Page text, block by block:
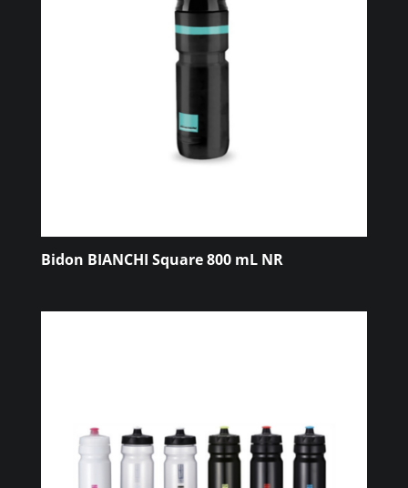
Bidon BIANCHI Square 800 mL NR